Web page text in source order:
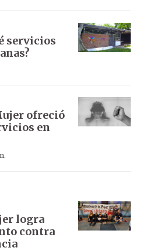
servicios
ofreció
en
logra
contra